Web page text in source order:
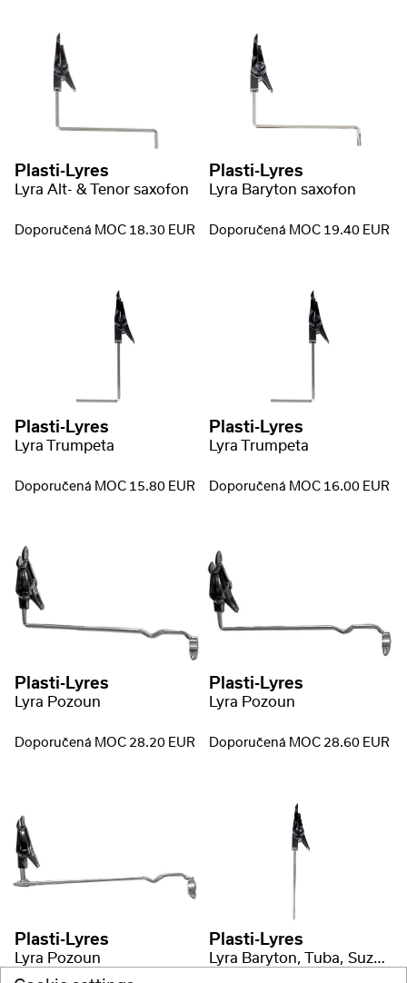
Plasti-Lyres
Lyra Alt- & Tenor saxofon
Doporučená MOC 18.30 EUR
Plasti-Lyres
Lyra Baryton saxofon
Doporučená MOC 19.40 EUR
Plasti-Lyres
Lyra Trumpeta
Doporučená MOC 15.80 EUR
Plasti-Lyres
Lyra Trumpeta
Doporučená MOC 16.00 EUR
Plasti-Lyres
Lyra Pozoun
Doporučená MOC 28.20 EUR
Plasti-Lyres
Lyra Pozoun
Doporučená MOC 28.60 EUR
Plasti-Lyres
Lyra Pozoun
Plasti-Lyres
Lyra Baryton, Tuba, Suzafon